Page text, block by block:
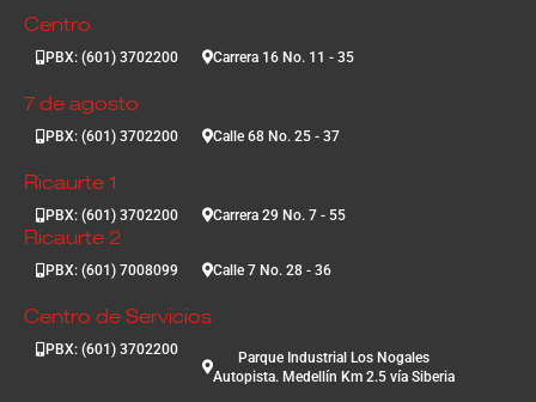
Centro
PBX: (601) 3702200 Carrera 16 No. 11 - 35
7 de agosto
PBX: (601) 3702200 Calle 68 No. 25 - 37
Ricaurte 1
PBX: (601) 3702200 Carrera 29 No. 7 - 55
Ricaurte 2
PBX: (601) 7008099 Calle 7 No. 28 - 36
Centro de Servicios
PBX: (601) 3702200
Parque Industrial Los Nogales
Autopista. Medellín Km 2.5 vía Siberia